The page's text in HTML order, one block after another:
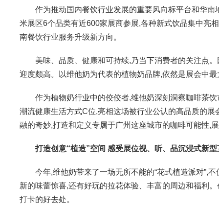
作为推动国内餐饮行业发展的重要风向标平台和华南
米展区6个品类有近600家展商参展,各种新式饮品集中亮
南餐饮行业服务升级新方向。
美味、品质、健康和可持续,乃当下消费者的关注点。
迎度颇高。以维他奶为代表的植物奶品牌,依然是展会中
作为植物奶行业中的佼佼者,维他奶深刻洞察咖啡茶饮
潮流健康生活方式C位,亮相这场被行业公认的高品质的
融的奇妙,打造和定义专属于广州这座城市的咖啡可能性,
打造创意“植造”空间 感受展位视、听、品沉浸式新
今年,维他奶带来了一场无所不能的“花式植造派对”,不
新的味蕾惊喜,还有好玩的拉花体验、丰富的周边和福利
打卡的好去处。